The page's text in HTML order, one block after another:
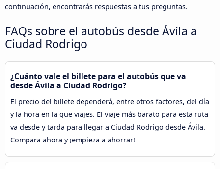
continuación, encontrarás respuestas a tus preguntas.
FAQs sobre el autobús desde Ávila‎ a
Ciudad Rodrigo
¿Cuánto vale el billete para el autobús que va
desde Ávila‎ a Ciudad Rodrigo?
El precio del billete dependerá, entre otros factores, del día
y la hora en la que viajes. El viaje más barato para esta ruta
va desde y tarda para llegar a Ciudad Rodrigo desde Ávila‎.
Compara ahora y ¡empieza a ahorrar!